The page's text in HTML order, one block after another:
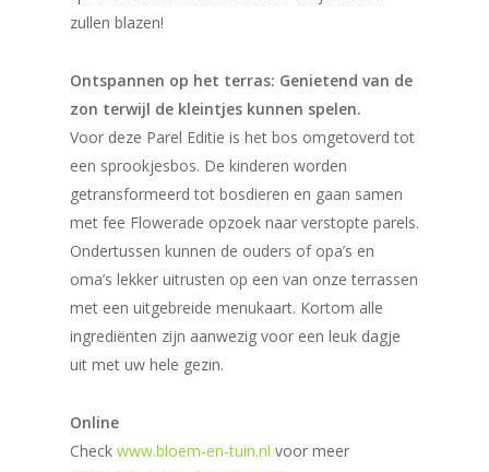
zullen blazen!
Ontspannen op het terras: Genietend van de
zon terwijl de kleintjes kunnen spelen.
Voor deze Parel Editie is het bos omgetoverd tot
een sprookjesbos. De kinderen worden
getransformeerd tot bosdieren en gaan samen
met fee Flowerade opzoek naar verstopte parels.
Ondertussen kunnen de ouders of opa’s en
oma’s lekker uitrusten op een van onze terrassen
met een uitgebreide menukaart. Kortom alle
ingrediënten zijn aanwezig voor een leuk dagje
uit met uw hele gezin.
Online
Check www.bloem-en-tuin.nl voor meer